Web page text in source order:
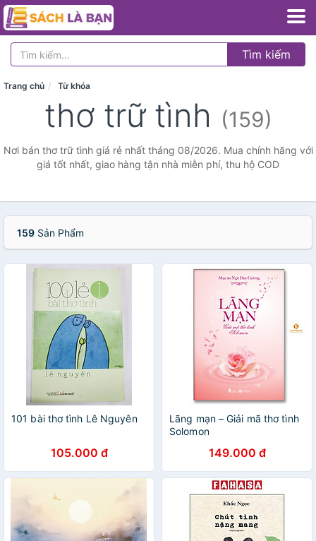
Tìm kiếm
Trang chủ Từ khóa
thơ trữ tình (159)
Nơi bán thơ trữ tình giá rẻ nhất tháng 08/2026. Mua chính hãng với
giá tốt nhất, giao hàng tận nhà miễn phí, thu hộ COD
159 Sản Phẩm
101 bài thơ tình Lê Nguyên
105.000 đ
Lãng mạn – Giải mã thơ tình
Solomon
149.000 đ